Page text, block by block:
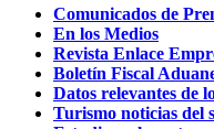
Comunicados de
En los Medios
Revista Enlace
Boletín Fiscal
Datos relevantes de
Turismo noticias del